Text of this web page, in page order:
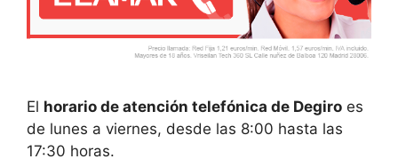
El horario de atención telefónica de Degiro es
de lunes a viernes, desde las 8:00 hasta las
17:30 horas.